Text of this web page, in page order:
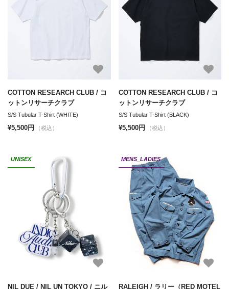
COTTON RESEARCH CLUB / コ
ットンリサーチクラブ
S/S Tubular T-Shirt (WHITE)
¥5,500円 （税込）
COTTON RESEARCH CLUB / コ
ットンリサーチクラブ
S/S Tubular T-Shirt (BLACK)
¥5,500円 （税込）
UNISEX
NIL DUE / NIL UN TOKYO / ニル
MENS_LADIES
RALEIGH / ラリー（RED MOTEL